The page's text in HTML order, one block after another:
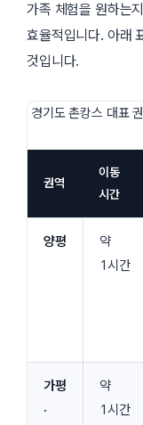
가족 체험을 원하는
효율적입니다. 아래
것입니다.
경기도 촌캉스 대표
권역
이동
시간
양평
약
1시간
가평
·
약
1시간